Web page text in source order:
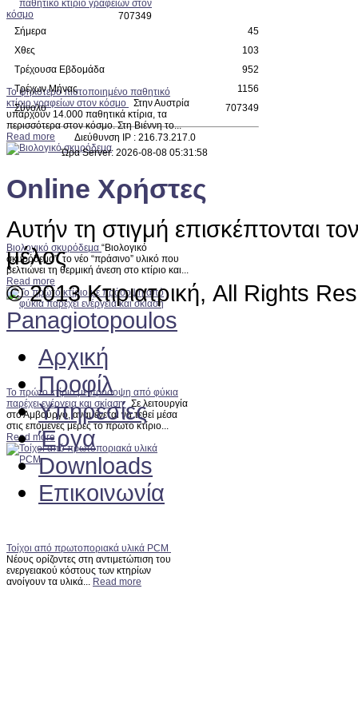
Το ψηλότερο πιστοποιημένο παθητικό
κτίριο γραφείων στον κόσμο
Στην Αυστρία
υπάρχουν 14.000 παθητικά κτίρια, τα
περισσότερα στον κόσμο. Στη Βιέννη το...
Read more
Βιολογικό σκυρόδεμα “Βιολογικό
σκυρόδεμα”, το νέο “πράσινο” υλικό που
βελτιώνει τη θερμική άνεση στο κτίριο και...
Read more
Το πρώτο κτίριο με πρόσοψη από φύκια
παρέχει ενέργεια και σκίαση Σε λειτουργία
στο Αμβούργο, αναμένεται να τεθεί μέσα
στις επόμενες μέρες το πρώτο κτίριο...
Read more
Τοίχοι από πρωτοποριακά υλικά PCM
Νέους ορίζοντες στη αντιμετώπιση του
ενεργειακού κόστους των κτηρίων
ανοίγουν τα υλικά... Read more
707349
Σήμερα
Χθες
Τρέχουσα Εβδομάδα
Τρέχων Μήνας
Σύνολο
45
103
952
1156
707349
Διεύθυνση IP : 216.73.217.0
Ώρα Server: 2026-08-08 05:31:58
Online Χρήστες
Αυτήν τη στιγμή επισκέπτονται
μέλος
© 2013 Κτιριατρική, All Rights
Panagiotopoulos
Αρχική
Προφίλ
Υπηρεσίες
Έργα
Downloads
Επικοινωνία